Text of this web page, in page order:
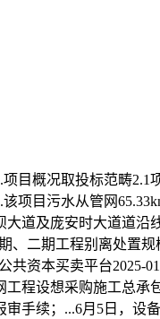
概况取投标范畴2.1
目污水从管网
道及庞安时大道道
二期工程别离处置
资本买卖平台2025-
程设想采购施工总
续；...6月5日，设